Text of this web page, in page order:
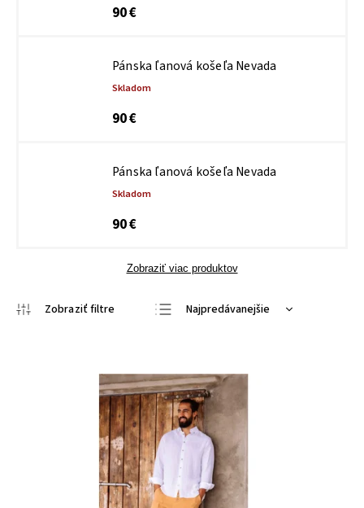
90 €
Pánska ľanová košeľa Nevada
Skladom
90 €
Pánska ľanová košeľa Nevada
Skladom
90 €
Zobraziť viac produktov
Najpredávanejšie
Abecedne